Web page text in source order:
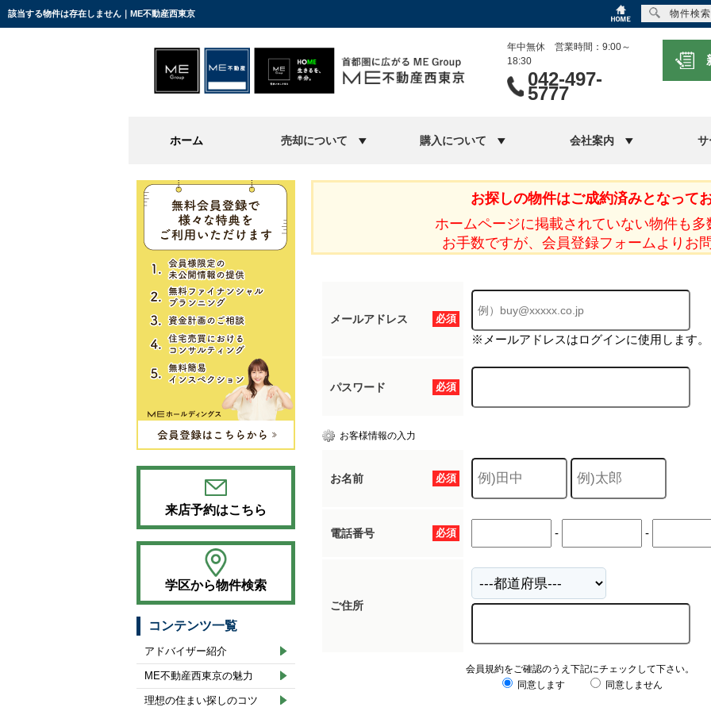
該当する物件は存在しません｜ME不動産西東京
年中無休 営業時間：9:00～
18:30
042-497-
5777
ホーム 売却について 購入について 会社案内 サ
お探しの物件はご成約済みとなってお
ホームページに掲載されていない物件も多
お手数ですが、会員登録フォームよりお
必須
メールアドレス
※メールアドレスはログインに使用します。
必須
パスワード
お客様情報の入力
必須
お名前
必須
電話番号 - -
ご住所
会員規約をご確認のうえ下記にチェックして下さい。
同意します
同意しません
来店予約はこちら
学区から物件検索
コンテンツ一覧
アドバイザー紹介
ME不動産西東京の魅力
理想の住まい探しのコツ
物件検索